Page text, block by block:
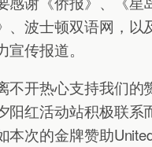
、波士顿双语网，以
传报道。
不开热心支持我们的
阳红活动站积极联系
本次的金牌赞助